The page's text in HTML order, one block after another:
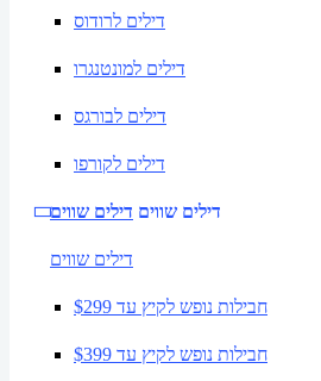
דילים לרודוס
דילים למונטנגרו
דילים לבורגס
דילים לקורפו
דילים שווים דילים שווים
דילים שווים
חבילות נופש לקיץ עד $299
חבילות נופש לקיץ עד $399